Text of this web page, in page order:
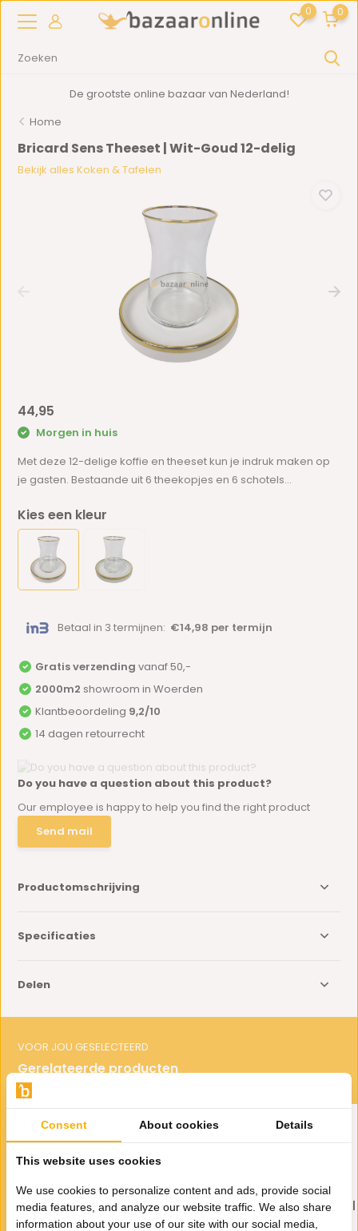
0 0
De grootste online bazaar van Nederland!
Home
Bricard Sens Theeset | Wit-Goud 12-delig
Bekijk alles Koken & Tafelen
44,95
Morgen in huis
Met deze 12-delige koffie en theeset kun je indruk maken op
je gasten. Bestaande uit 6 theekopjes en 6 schotels...
Kies een kleur
Betaal in 3 termijnen: €14,98 per termijn
Gratis verzending vanaf 50,-
2000m2 showroom in Woerden
Klantbeoordeling 9,2/10
14 dagen retourrecht
Do you have a question about this product?
Our employee is happy to help you find the right product
Send mail
Productomschrijving
Specificaties
Delen
VOOR JOU GESELECTEERD
Gerelateerde producten
Bricard Sens Theeset |
Marmer Grijs 12-delig
Bricard Lunel Koffieset
12-delig
Consent About cookies Details
This website uses cookies
We use cookies to personalize content and ads, provide social
media features, and analyze our website traffic. We also share
information about your use of our site with our social media,